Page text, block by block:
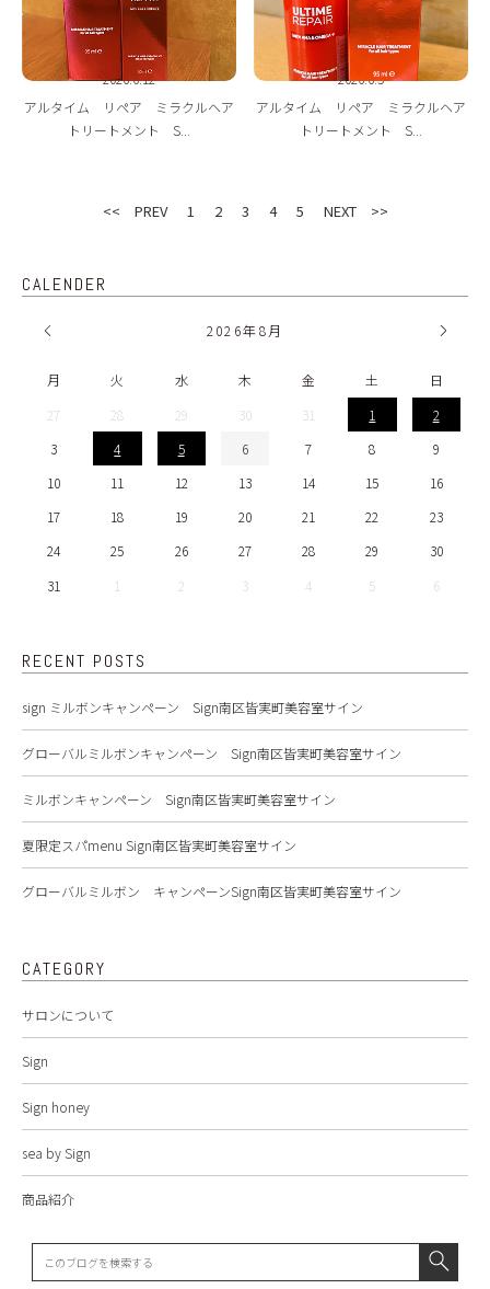
2026.6.12
アルタイム リペア ミラクルヘア
トリートメント S...
2026.6.5
アルタイム リペア ミラクルヘア
トリートメント S...
<< PREV 1 2 3 4 5 NEXT >>
CALENDER
2026年8月
月 火 水 木 金 土
日
27
28 29 30 31 1
2
3
4 5 6 7 8
9
10
11 12 13 14 15
16
17
18 19 20 21 22
23
24
25 26 27 28 29
30
31
1 2 3 4 5 6
RECENT POSTS
sign ミルボンキャンペーン Sign南区皆実町美容室サイン
グローバルミルボンキャンペーン Sign南区皆実町美容室サイン
ミルボンキャンペーン Sign南区皆実町美容室サイン
夏限定スパmenu Sign南区皆実町美容室サイン
グローバルミルボン キャンペーンSign南区皆実町美容室サイン
CATEGORY
サロンについて
Sign
Sign honey
sea by Sign
商品紹介